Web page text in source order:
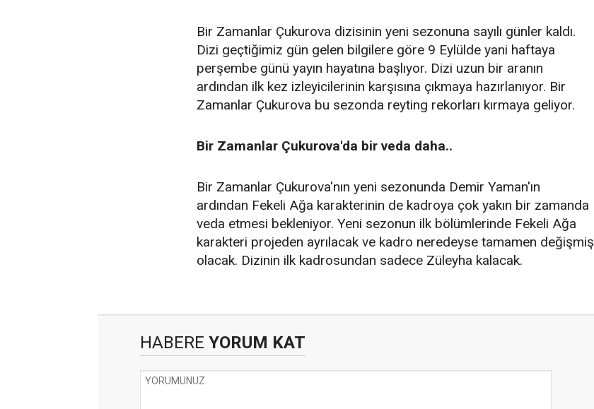
Bir Zamanlar Çukurova dizisinin yeni sezonuna sayılı günler kaldı.
Dizi geçtiğimiz gün gelen bilgilere göre 9 Eylülde yani haftaya
perşembe günü yayın hayatına başlıyor. Dizi uzun bir aranın
ardından ilk kez izleyicilerinin karşısına çıkmaya hazırlanıyor. Bir
Zamanlar Çukurova bu sezonda reyting rekorları kırmaya geliyor.
Bir Zamanlar Çukurova'da bir veda daha..
Bir Zamanlar Çukurova'nın yeni sezonunda Demir Yaman'ın
ardından Fekeli Ağa karakterinin de kadroya çok yakın bir zamanda
veda etmesi bekleniyor. Yeni sezonun ilk bölümlerinde Fekeli Ağa
karakteri projeden ayrılacak ve kadro neredeyse tamamen değişmiş
olacak. Dizinin ilk kadrosundan sadece Züleyha kalacak.
HABERE YORUM KAT